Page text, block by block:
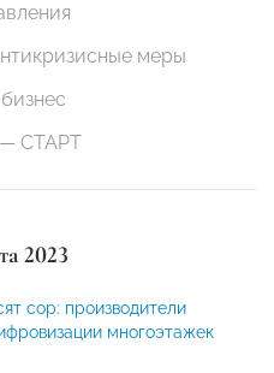
меры
СТАРТ
2023
сор: производители
многоэтажек